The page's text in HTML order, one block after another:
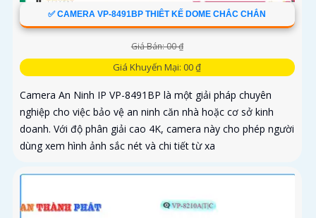
✅ CAMERA VP-8491BP THIÊT KẾ DOME CHẮC CHẮN
Giá Bán: 00 ₫
Giá Khuyến Mại: 00 ₫
Camera An Ninh IP VP-8491BP là một giải pháp chuyên
nghiệp cho việc bảo vệ an ninh căn nhà hoặc cơ sở kinh
doanh. Với độ phân giải cao 4K, camera này cho phép người
dùng xem hình ảnh sắc nét và chi tiết từ xa